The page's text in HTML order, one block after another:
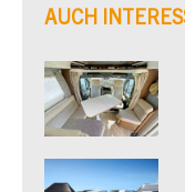
AUCH